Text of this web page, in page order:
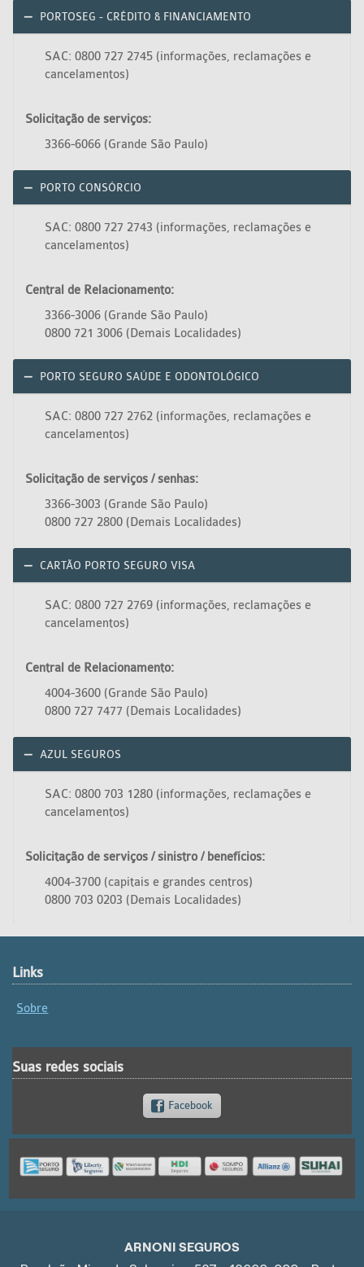
PORTOSEG - CRÉDITO & FINANCIAMENTO
SAC: 0800 727 2745 (informações, reclamações e
cancelamentos)
Solicitação de serviços:
3366-6066 (Grande São Paulo)
PORTO CONSÓRCIO
SAC: 0800 727 2743 (informações, reclamações e
cancelamentos)
Central de Relacionamento:
3366-3006 (Grande São Paulo)
0800 721 3006 (Demais Localidades)
PORTO SEGURO SAÚDE E ODONTOLÓGICO
SAC: 0800 727 2762 (informações, reclamações e
cancelamentos)
Solicitação de serviços / senhas:
3366-3003 (Grande São Paulo)
0800 727 2800 (Demais Localidades)
CARTÃO PORTO SEGURO VISA
SAC: 0800 727 2769 (informações, reclamações e
cancelamentos)
Central de Relacionamento:
4004-3600 (Grande São Paulo)
0800 727 7477 (Demais Localidades)
AZUL SEGUROS
SAC: 0800 703 1280 (informações, reclamações e
cancelamentos)
Solicitação de serviços / sinistro / benefícios:
4004-3700 (capitais e grandes centros)
0800 703 0203 (Demais Localidades)
Links
Sobre
Suas redes sociais
Facebook
ARNONI SEGUROS